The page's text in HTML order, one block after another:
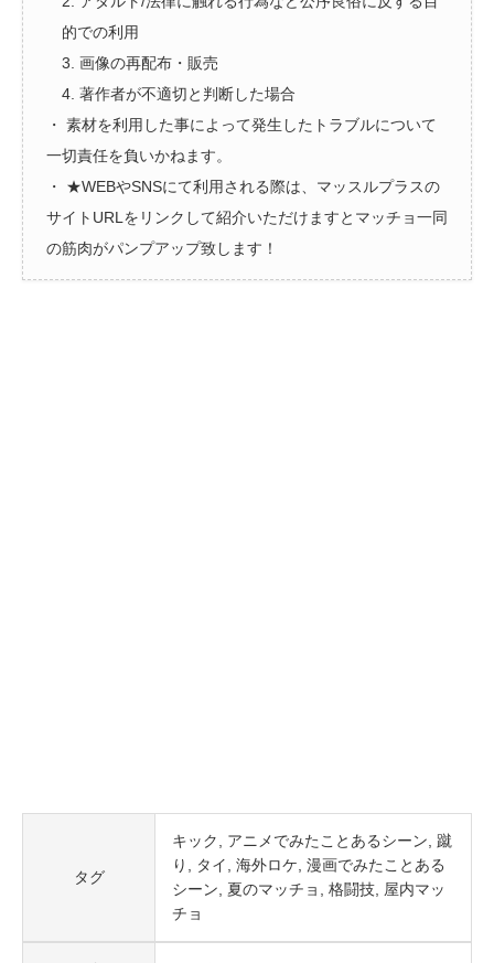
的での利用
3. 画像の再配布・販売
4. 著作者が不適切と判断した場合
・ 素材を利用した事によって発生したトラブルについて
一切責任を負いかねます。
・ ★WEBやSNSにて利用される際は、マッスルプラスの
サイトURLをリンクして紹介いただけますとマッチョ一同
の筋肉がパンプアップ致します！
タグ
キック アニメでみたことあるシーン
蹴
り
タイ 海外ロケ 漫画でみたことある
シーン
夏のマッチョ 格闘技 屋内マッ
チョ